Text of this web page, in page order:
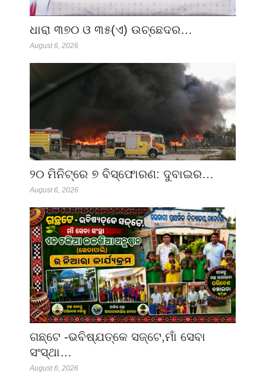
ଧାରା ୩୭୦ ଓ ୩୫(ଏ) ଉଚ୍ଛେଦର…
August 6, 2026
୨୦ ମିନିଟ୍‌ରେ ୭ ବିସ୍ଫୋରଣ: ଦୁବାଇର…
August 6, 2026
ଗଛ୍‌ଟେ -ଭବିଷ୍ଯତ୍‌କେ ସଜ୍‌ଟେ,ମାଁ ସେବା
ସଂସ୍ଥା…
August 6, 2026